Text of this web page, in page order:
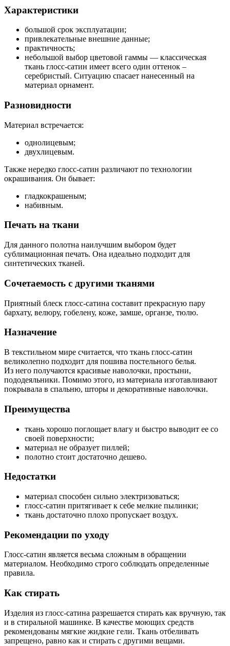
Характеристики
большой срок эксплуатации;
привлекательные внешние данные;
практичность;
небольшой выбор цветовой гаммы — классическая
ткань глосс-сатин имеет всего один оттенок –
серебристый. Ситуацию спасает нанесенный на
материал орнамент.
Разновидности
Материал встречается:
однолицевым;
двухлицевым.
Также нередко глосс-сатин различают по технологии
окрашивания. Он бывает:
гладкокрашеным;
набивным.
Печать на ткани
Для данного полотна наилучшим выбором будет
сублимационная печать. Она идеально подходит для
синтетических тканей.
Сочетаемость с другими тканями
Приятный блеск глосс-сатина составит прекрасную пару
бархату, велюру, гобелену, коже, замше, органзе, тюлю.
Назначение
В текстильном мире считается, что ткань глосс-сатин
великолепно подходит для пошива постельного белья.
Из него получаются красивые наволочки, простыни,
пододеяльники. Помимо этого, из материала изготавливают
покрывала в спальню, шторы и декоративные наволочки.
Преимущества
ткань хорошо поглощает влагу и быстро выводит ее со
своей поверхности;
материал не образует пиллей;
полотно стоит достаточно дешево.
Недостатки
материал способен сильно электризоваться;
глосс-сатин притягивает к себе мелкие пылинки;
ткань достаточно плохо пропускает воздух.
Рекомендации по уходу
Глосс-сатин является весьма сложным в обращении
материалом. Необходимо строго соблюдать определенные
правила.
Как стирать
Изделия из глосс-сатина разрешается стирать как вручную, так
и в стиральной машинке. В качестве моющих средств
рекомендованы мягкие жидкие гели. Ткань отбеливать
запрещено, равно как и стирать с другими вещами.